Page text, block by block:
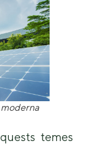
moderna
temes